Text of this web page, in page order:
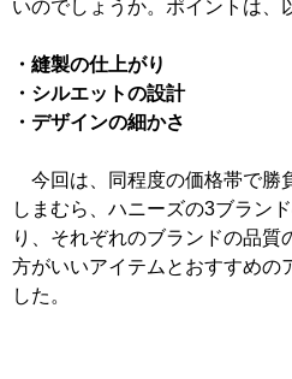
いのでしょうか。ポイントは、
・縫製の仕上がり
・シルエットの設計
・デザインの細かさ
今回は、同程度の価格帯で勝
しまむら、ハニーズの3ブラン
り、それぞれのブランドの品質
方がいいアイテムとおすすめの
した。